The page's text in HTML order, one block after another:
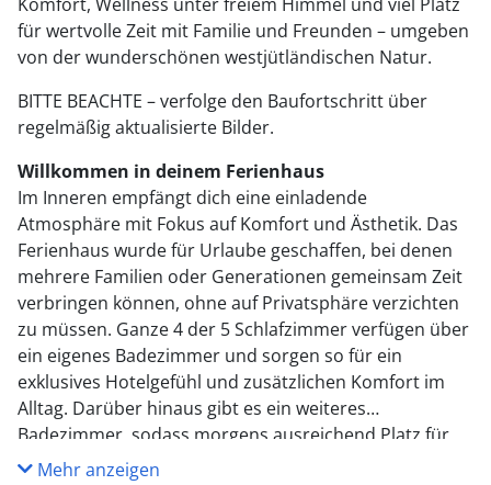
für wertvolle Zeit mit Familie und Freunden – umgeben
von der wunderschönen westjütländischen Natur.
BITTE BEACHTE – verfolge den Baufortschritt über
regelmäßig aktualisierte Bilder.
Willkommen in deinem Ferienhaus
Im Inneren empfängt dich eine einladende
Atmosphäre mit Fokus auf Komfort und Ästhetik. Das
Ferienhaus wurde für Urlaube geschaffen, bei denen
mehrere Familien oder Generationen gemeinsam Zeit
verbringen können, ohne auf Privatsphäre verzichten
zu müssen. Ganze 4 der 5 Schlafzimmer verfügen über
ein eigenes Badezimmer und sorgen so für ein
exklusives Hotelgefühl und zusätzlichen Komfort im
Alltag. Darüber hinaus gibt es ein weiteres
Badezimmer, sodass morgens ausreichend Platz für
alle vorhanden ist. Der gemütliche Schlafboden wird
Mehr anzeigen